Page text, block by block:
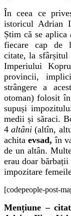
În ceea ce
istoricul Adrian
Știm că se aplica
fiecare cap de
citate, la
Imperiului
provincii,
strângere a
otoman) folosit
supuși
medii și săraci.
4altâni (altîn,
achitaevsad,în
de un altân.
erau doar
impozitare
[codepeople-post-
Mențiune –